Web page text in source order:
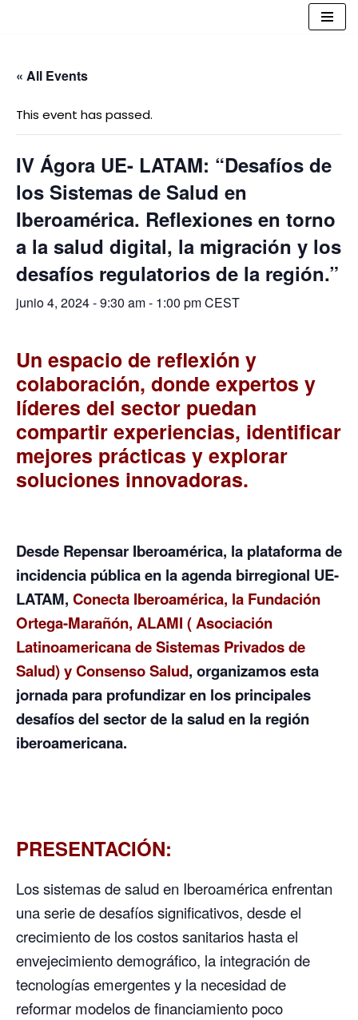
contenido
« All Events
This event has passed.
IV Ágora UE- LATAM: “Desafíos de
los Sistemas de Salud en
Iberoamérica. Reflexiones en torno
a la salud digital, la migración y los
desafíos regulatorios de la región.”
junio 4, 2024 - 9:30 am- 1:00 pmCEST
Un espacio de reflexión y
colaboración, donde expertos y
líderes del sector puedan
compartir experiencias, identificar
mejores prácticas y explorar
soluciones innovadoras.
Desde Repensar Iberoamérica, la plataforma de
incidencia pública en la agenda birregional UE-
LATAM, Conecta Iberoamérica, la Fundación
Ortega-Marañón, ALAMI ( Asociación
Latinoamericana de Sistemas Privados de
Salud) y Consenso Salud, organizamos esta
jornada para profundizar en los principales
desafíos del sector de la salud en la región
iberoamericana.
PRESENTACIÓN:
Los sistemas de salud en Iberoamérica enfrentan
una serie de desafíos significativos, desde el
crecimiento de los costos sanitarios hasta el
envejecimiento demográfico, la integración de
tecnologías emergentes y la necesidad de
reformar modelos de financiamiento poco